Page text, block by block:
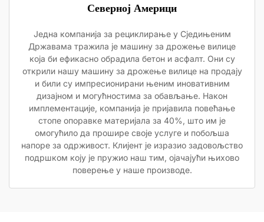
Северној Америци
Једна компанија за рециклирање у Сједињеним
Државама тражила је машину за дрожење вилице
која би ефикасно обрадила бетон и асфалт. Они су
открили нашу машину за дрожење вилице на продају
и били су импресионирани њеним иновативним
дизајном и могућностима за обављање. Након
имплементације, компанија је пријавила повећање
стопе опоравке материјала за 40%, што им је
омогућило да прошире своје услуге и побољша
напоре за одрживост. Клијент је изразио задовољство
подршком коју је пружио наш тим, ојачајући њихово
поверење у наше производе.